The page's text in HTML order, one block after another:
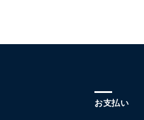
お支払い